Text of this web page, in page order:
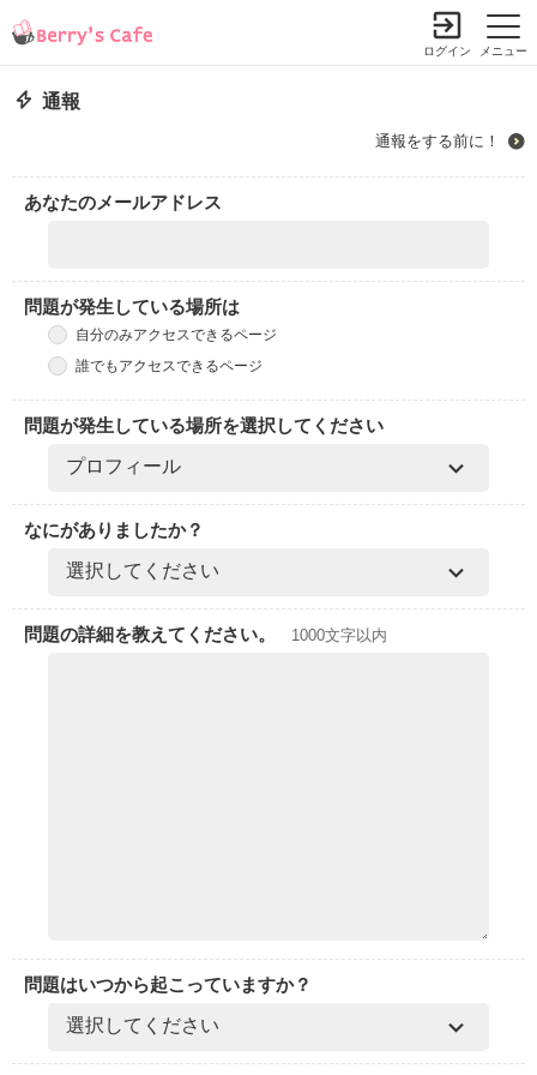
メニュー
ログイン
通報
通報をする前に！
あなたのメールアドレス
問題が発生している場所は
自分のみアクセスできるページ
誰でもアクセスできるページ
問題が発生している場所を選択してください
なにがありましたか？
問題の詳細を教えてください。 1000文字以内
問題はいつから起こっていますか？